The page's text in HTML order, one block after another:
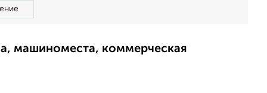
машиноместа, коммерческая